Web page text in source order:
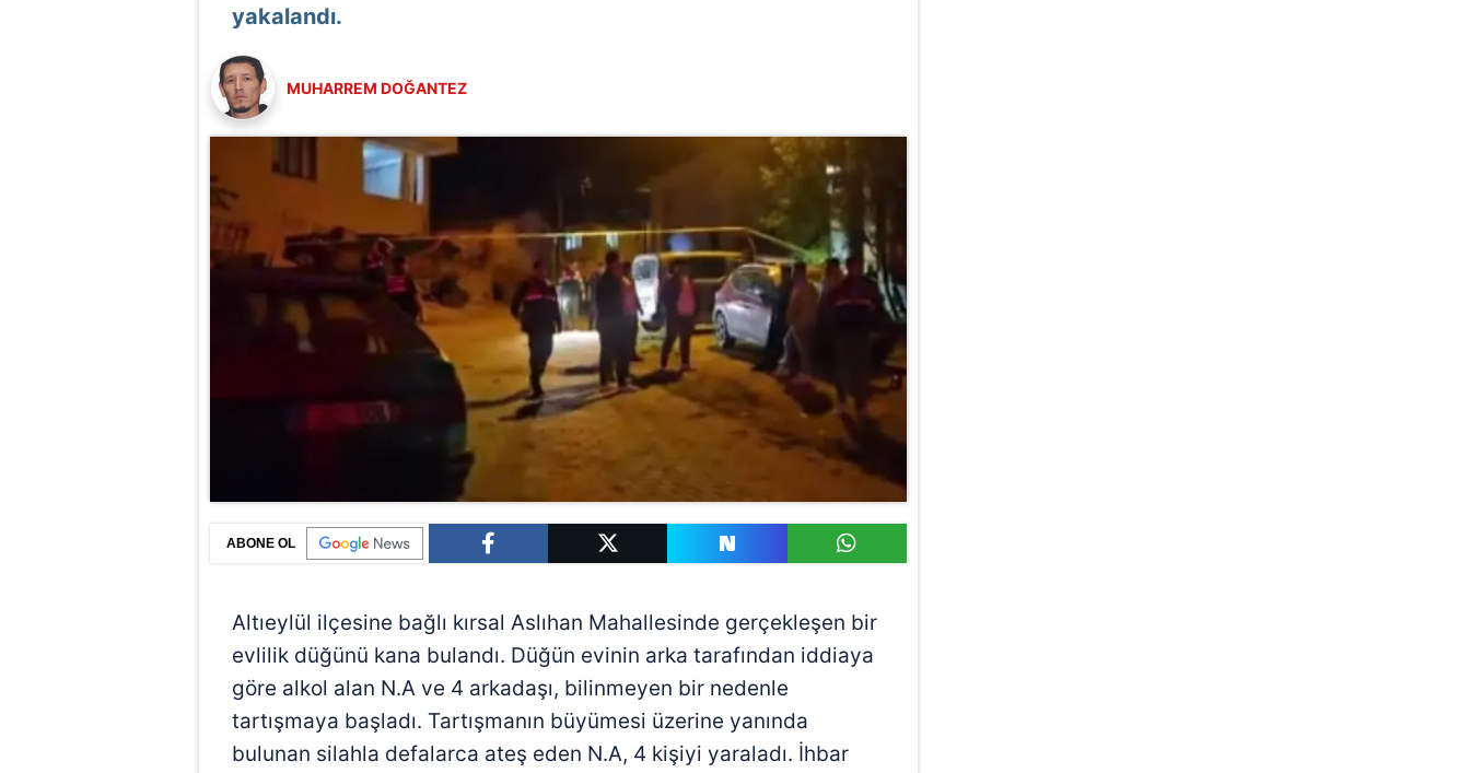
yakalandı.
MUHARREM DOĞANTEZ
ABONE OL
Altıeylül ilçesine bağlı kırsal Aslıhan Mahallesinde gerçekleşen bir
evlilik düğünü kana bulandı. Düğün evinin arka tarafından iddiaya
göre alkol alan N.A ve 4 arkadaşı, bilinmeyen bir nedenle
tartışmaya başladı. Tartışmanın büyümesi üzerine yanında
bulunan silahla defalarca ateş eden N.A, 4 kişiyi yaraladı. İhbar